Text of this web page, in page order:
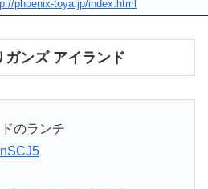
phoenix-toya.jp/index.html
ンズ アイランド
のランチ